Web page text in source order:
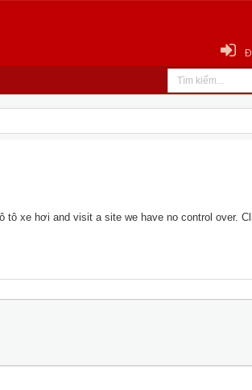
xe hơi and visit a site we have no control over.